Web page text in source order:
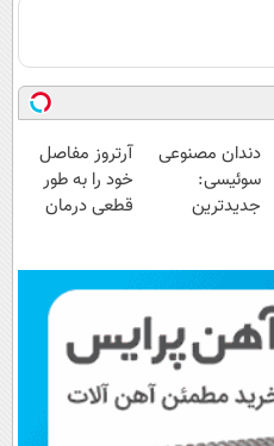
دندان مصنوعی
سوئیسی:
جدیدترین
پرداخت قسطی
آرتروز مفاصل
خود را به طور
قطعی درمان